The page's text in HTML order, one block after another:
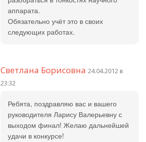
аппарата.
Обязательно учёт это в своих
следующих работах.
Светлана Борисовна 24.04.2012 в
23:32
Ребята, поздравляю вас и вашего
руководителя Ларису Валерьевну с
выходом финал! Желаю дальнейшей
удачи в конкурсе!